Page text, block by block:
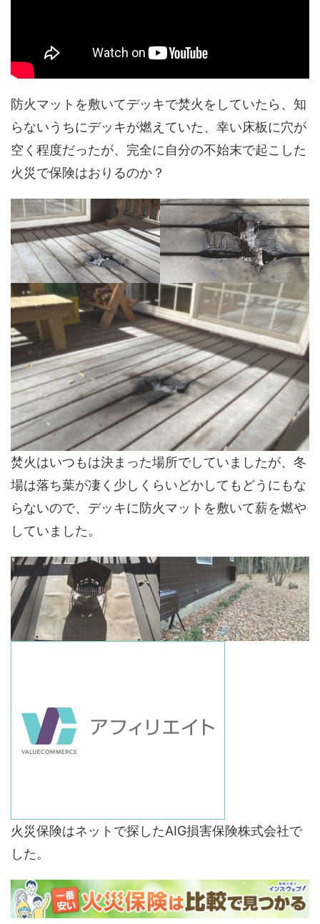
防火マットを敷いてデッキで焚火をしていたら、知
らないうちにデッキが燃えていた、幸い床板に穴が
空く程度だったが、完全に自分の不始末で起こした
火災で保険はおりるのか？
焚火はいつもは決まった場所でしていましたが、冬
場は落ち葉が凄く少しくらいどかしてもどうにもな
らないので、デッキに防火マットを敷いて薪を燃や
していました。
火災保険はネットで探したAIG損害保険株式会社で
した。